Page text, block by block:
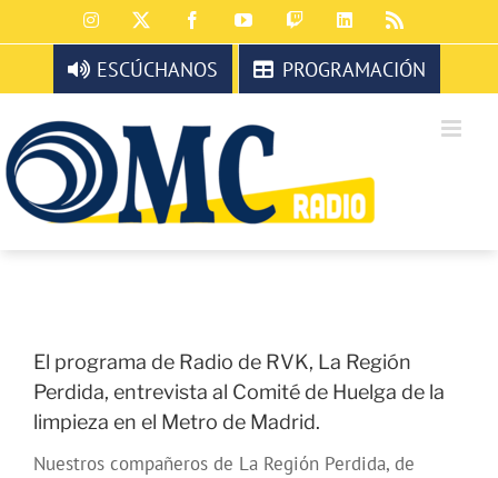
al
contenido
Instagram FacebookYouTubeTwitchLinkedIn
ESCÚCHANOS PROGRAMACIÓN
El programa de Radio de RVK, La Región
Perdida, entrevista al Comité de Huelga de la
limpieza en el Metro de Madrid.
Nuestros compañeros de La Región Perdida, de